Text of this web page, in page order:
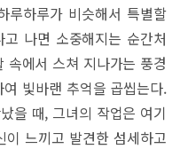
루하루가 비슷해서 특별할
나면 소중해지는 순간처
속에서 스쳐 지나가는 풍경
빛바랜 추억을 곱씹는다.
을 때, 그녀의 작업은 여기
느끼고 발견한 섬세하고